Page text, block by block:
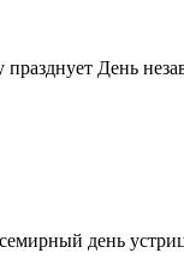
День
день